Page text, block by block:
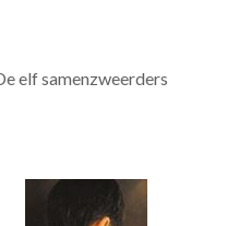
elf samenzweerders